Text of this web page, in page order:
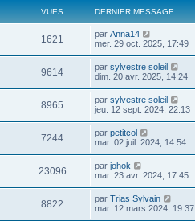
VUES DERNIER MESSAGE
1621 par Anna14
mer. 29 oct. 2025, 17:49
9614 par sylvestre soleil
dim. 20 avr. 2025, 14:24
8965 par sylvestre soleil
jeu. 12 sept. 2024, 22:13
7244 par petitcol
mar. 02 juil. 2024, 14:54
23096 par johok
mar. 23 avr. 2024, 17:45
8822 par Trias Sylvain
mar. 12 mars 2024, 19:37